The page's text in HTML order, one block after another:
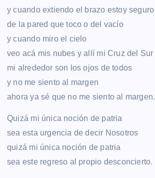
y cuando extiendo el brazo estoy seguro
de la pared que toco o del vacío
y cuando miro el cielo
veo acá mis nubes y allí mi Cruz del Sur
mi alrededor son los ojos de todos
y no me siento al margen
ahora ya sé que no me siento al margen.
Quizá mi única noción de patria
sea esta urgencia de decir Nosotros
quizá mi única noción de patria
sea este regreso al propio desconcierto.